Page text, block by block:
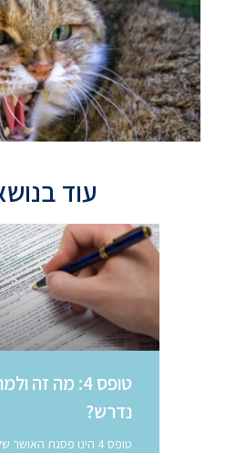
עוד
טופס 4: מה זה
נדרש?
טופס 4 הינו פסגת